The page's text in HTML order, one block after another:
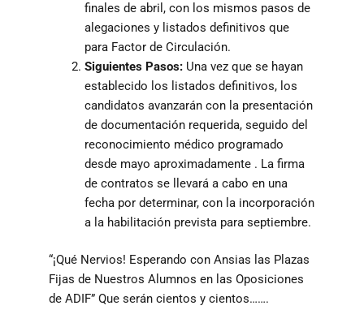
finales de abril, con los mismos pasos de
alegaciones y listados definitivos que
para Factor de Circulación.
Siguientes Pasos:Una vez que se hayan
establecido los listados definitivos, los
candidatos avanzarán con la presentación
de documentación requerida, seguido del
reconocimiento médico programado
desde mayo aproximadamente . La firma
de contratos se llevará a cabo en una
fecha por determinar, con la incorporación
a la habilitación prevista para septiembre.
“¡Qué Nervios! Esperando con Ansias las Plazas
Fijas de Nuestros Alumnos en las Oposiciones
de ADIF” Que serán cientos y cientos…….